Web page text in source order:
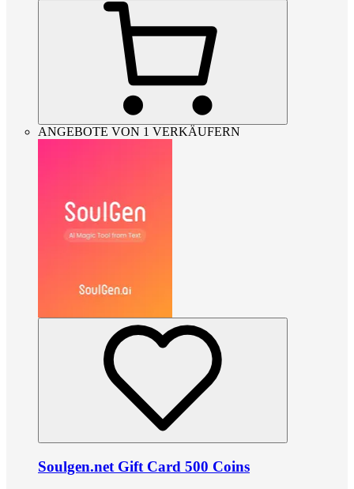
ANGEBOTE VON 1 VERKÄUFERN
Soulgen.net Gift Card 500 Coins